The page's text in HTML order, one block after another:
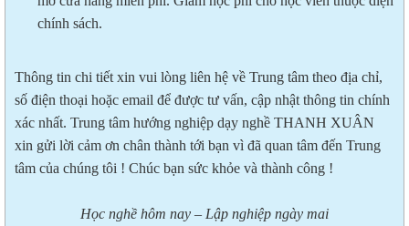
chính sách.
Thông tin chi tiết xin vui lòng liên hệ về Trung tâm theo địa chỉ,
số điện thoại hoặc email để được tư vấn, cập nhật thông tin chính
xác nhất. Trung tâm hướng nghiệp dạy nghề THANH XUÂN
xin gửi lời cảm ơn chân thành tới bạn vì đã quan tâm đến Trung
tâm của chúng tôi ! Chúc bạn sức khỏe và thành công !
Học nghề hôm nay – Lập nghiệp ngày mai